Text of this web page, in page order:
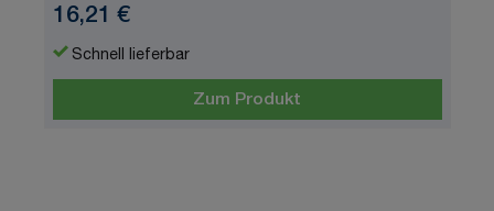
16,21 €
Schnell lieferbar
Zum Produkt